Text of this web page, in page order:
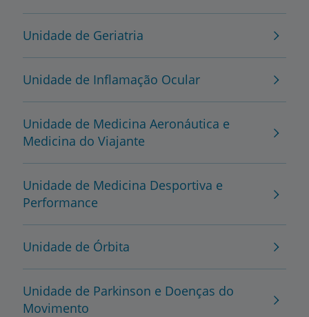
Unidade de Geriatria
Unidade de Inflamação Ocular
Unidade de Medicina Aeronáutica e
Medicina do Viajante
Unidade de Medicina Desportiva e
Performance
Unidade de Órbita
Unidade de Parkinson e Doenças do
Movimento